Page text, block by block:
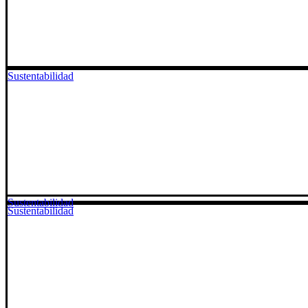
Sustentabilidad
Sustentabilidad
Sustentabilidad